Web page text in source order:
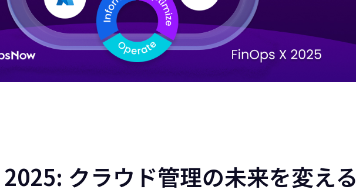
クラウド管理の未来を変える